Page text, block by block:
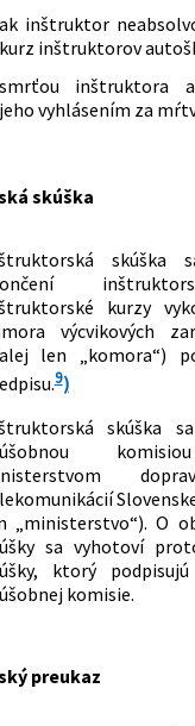
ak inštruktor
kurz inštruktorov
smrťou inštruktora
jeho vyhlásením za
skúška
skúška
kurzy
výcvikových
len „komora“)
9)
skúška
„ministerstvo“). O
sa vyhotoví
ktorý
komisie.
preukaz